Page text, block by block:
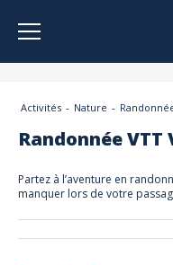
Panneau de gestion des
Activités Nature
Randonnée VTT
Partez à l’aventure en
manquer lors de votre